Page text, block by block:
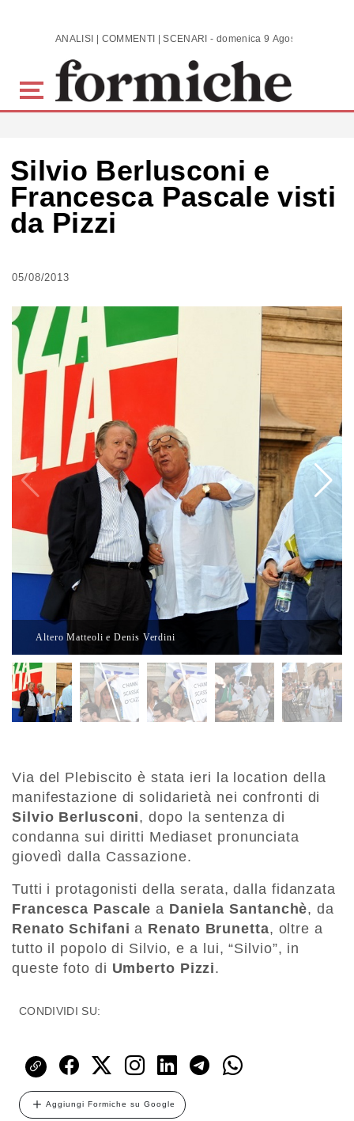
Skip to main content ANALISI | COMMENTI | SCENARI - domenica 9 Agosto 2026
Silvio Berlusconi e
Francesca Pascale visti
da Pizzi
05/08/2013
Altero Matteoli e Denis Verdini
Via del Plebiscito è stata ieri la location della
manifestazione di solidarietà nei confronti di
Silvio Berlusconi, dopo la sentenza di
condanna sui diritti Mediaset pronunciata
giovedì dalla Cassazione.
Tutti i protagonisti della serata, dalla fidanzata
Francesca Pascale a Daniela Santanchè, da
Renato Schifani a Renato Brunetta, oltre a
tutto il popolo di Silvio, e a lui, “Silvio”, in
queste foto di Umberto Pizzi.
CONDIVIDI SU:
Aggiungi Formiche su Google